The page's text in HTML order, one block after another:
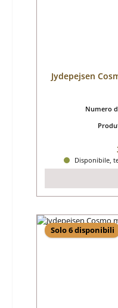
Jydepejsen
Numero
Disponibile,
Solo 6 disponibili